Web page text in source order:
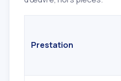
Prestation